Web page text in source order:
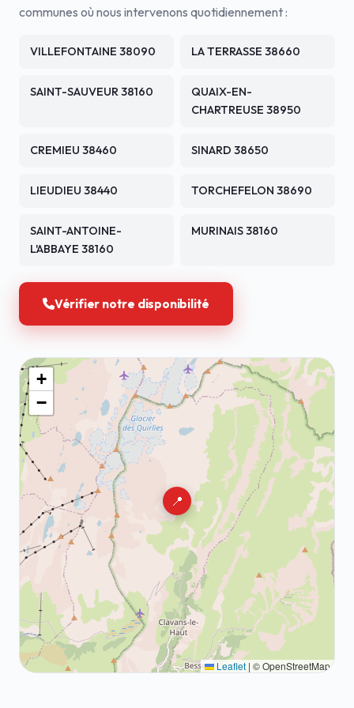
communes où nous intervenons quotidiennement :
VILLEFONTAINE 38090 LA TERRASSE 38660
SAINT-SAUVEUR 38160
QUAIX-EN-
CHARTREUSE 38950
CREMIEU 38460 SINARD 38650
LIEUDIEU 38440 TORCHEFELON 38690
SAINT-ANTOINE-
L'ABBAYE 38160
MURINAIS 38160
Vérifier notre disponibilité
📍
+
−
Leaflet | © OpenStreetMap